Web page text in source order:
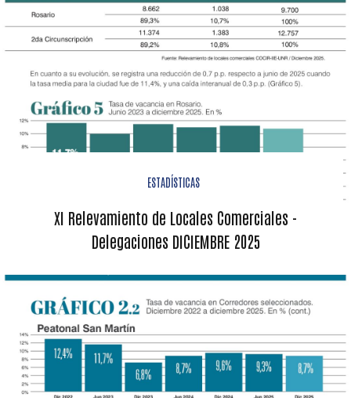
ESTADÍSTICAS
XI Relevamiento de Locales Comerciales -
Delegaciones DICIEMBRE 2025